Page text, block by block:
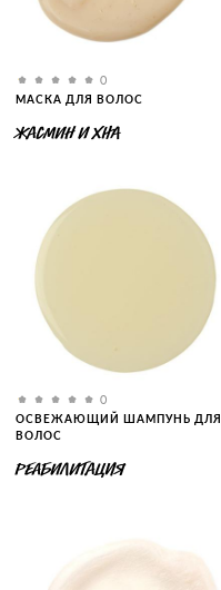
0
МАСКА ДЛЯ ВОЛОС
ЖАСМИН И ХНА
0
ОСВЕЖАЮЩИЙ ШАМПУНЬ ДЛЯ
ВОЛОС
РЕАБИЛИТАЦИЯ